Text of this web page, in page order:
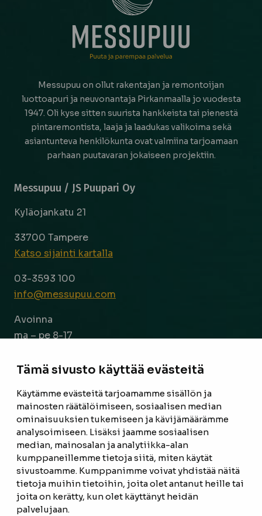
Tämä sivusto käyttää evästeitä
Käytämme evästeitä tarjoamamme sisällön ja
mainosten räätälöimiseen, sosiaalisen median
ominaisuuksien tukemiseen ja kävijämäärämme
analysoimiseen. Lisäksi jaamme sosiaalisen
median, mainosalan ja analytiikka-alan
kumppaneillemme tietoja siitä, miten käytät
sivustoamme. Kumppanimme voivat yhdistää näitä
tietoja muihin tietoihin, joita olet antanut heille tai
joita on kerätty, kun olet käyttänyt heidän
palvelujaan.
Messupuu on ollut rakentajan ja remontoijan
luottoapuri ja neuvonantaja Pirkanmaalla jo vuodesta
1947. Oli kyse sitten suurista hankkeista tai pienestä
pintaremontista, laaja ja laadukas valikoima sekä
asiantunteva henkilökunta ovat valmiina tarjoamaan
parhaan puutavaran jokaiseen projektiin.
Messupuu / JS Puupari Oy
Kyläojankatu 21
33700 Tampere
Katso sijainti kartalla
03-3593 100
info@messupuu.com
Avoinna
ma – pe 8-17
ETUSIVU
TUOTTEET
REFERENSSIT
OTA YHTEYTTÄ